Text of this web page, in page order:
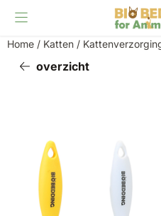
Cookievoorkeuren zijn
Home / Katten /
overzicht